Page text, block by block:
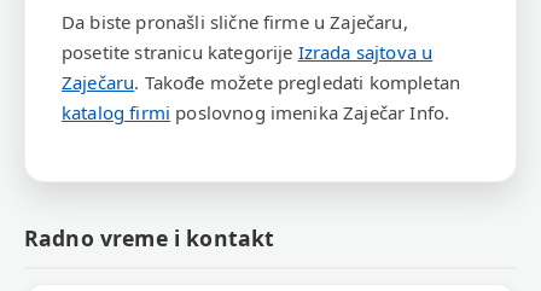
Da biste pronašli slične firme u Zaječaru,
posetite stranicu kategorije Izrada sajtova u
Zaječaru. Takođe možete pregledati kompletan
katalog firmi poslovnog imenika Zaječar Info.
Radno vreme i kontakt